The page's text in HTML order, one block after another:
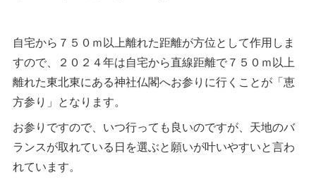
自宅から７５０ｍ以上離れた距離が方位として作用しま
すので、２０２４年は自宅から直線距離で７５０ｍ以上
離れた東北東にある神社仏閣へお参りに行くことが「恵
方参り」となります。
お参りですので、いつ行っても良いのですが、天地のバ
ランスが取れている日を選ぶと願いが叶いやすいと言わ
れています。